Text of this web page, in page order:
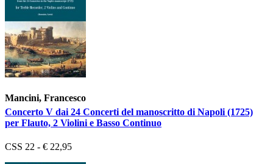
Mancini, Francesco
Concerto V dai 24 Concerti del manoscritto di Napoli (1725)
per Flauto, 2 Violini e Basso Continuo
CSS 22 - € 22,95